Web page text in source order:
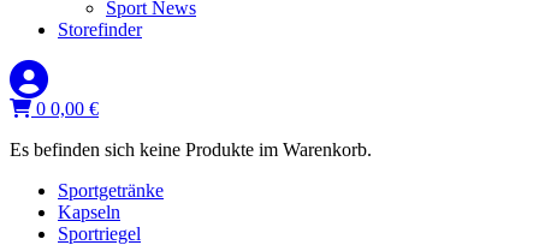
Sport News
Storefinder
0 0,00 €
Es befinden sich keine Produkte im Warenkorb.
Sportgetränke
Kapseln
Sportriegel